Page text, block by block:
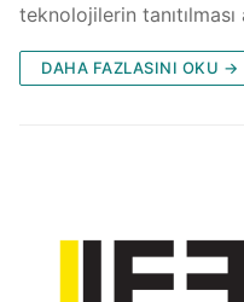
teknolojilerin
DAHA FAZLASINI OKU →